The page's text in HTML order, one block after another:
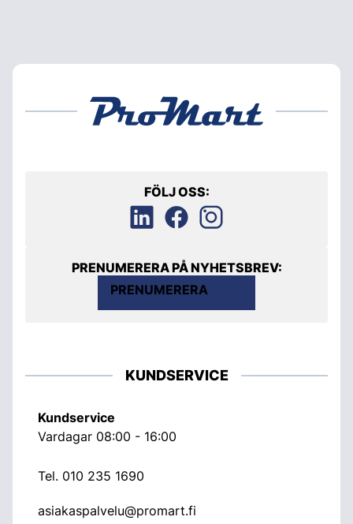
FÖLJ OSS:
PRENUMERERA PÅ NYHETSBREV:
PRENUMERERA
KUNDSERVICE
Kundservice
Vardagar 08:00 - 16:00
Tel. 010 235 1690
asiakaspalvelu@promart.fi